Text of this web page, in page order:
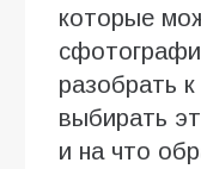
которые
разобрать
выбирать
и на что